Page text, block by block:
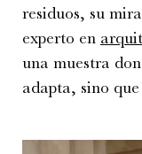
residuos, su
experto en
una muestra
adapta, sino